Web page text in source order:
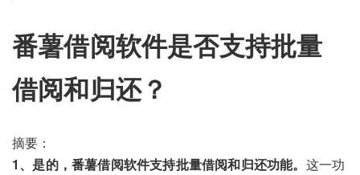
番薯借阅软件是否支持批量
借阅和归还？
摘要：
1、是的，番薯借阅软件支持批量借阅和归还功能。 这一功